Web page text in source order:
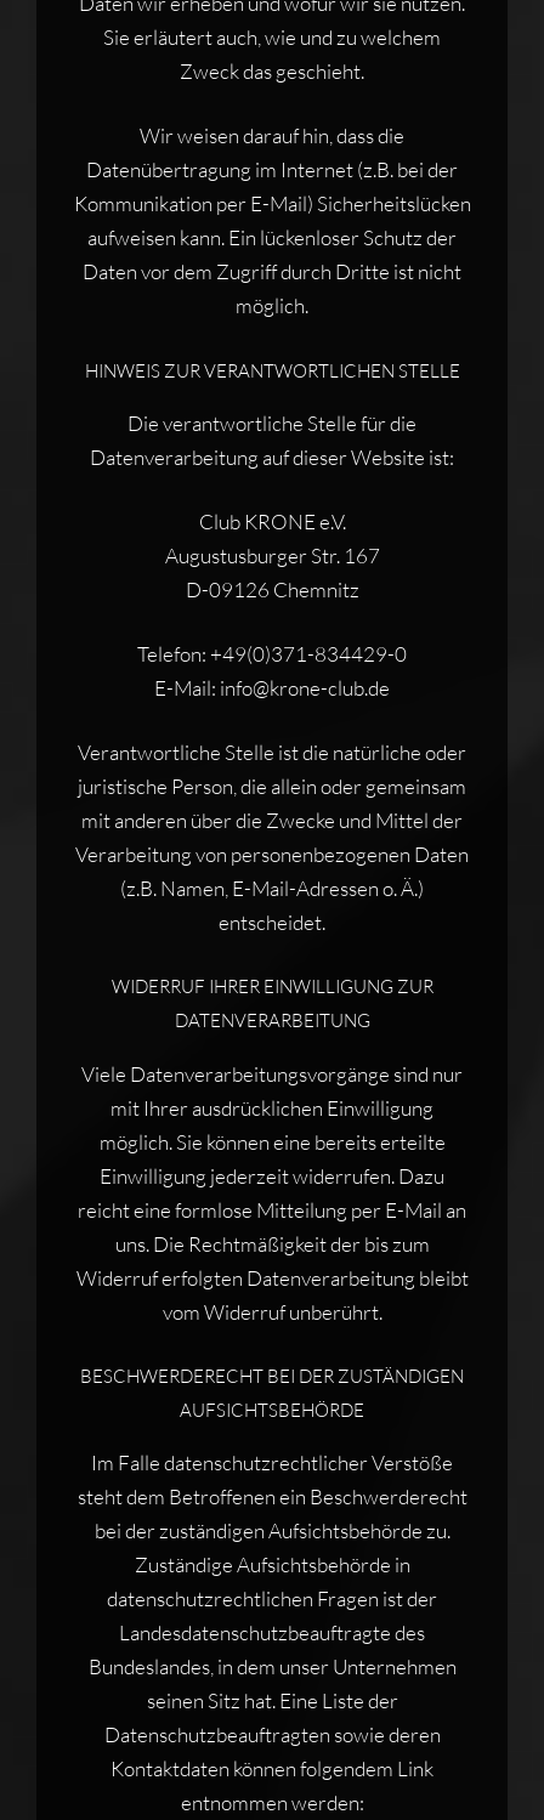
Sie erläutert auch, wie und zu welchem
Zweck das geschieht.
Wir weisen darauf hin, dass die
Datenübertragung im Internet (z.B. bei der
Kommunikation per E-Mail) Sicherheitslücken
aufweisen kann. Ein lückenloser Schutz der
Daten vor dem Zugriff durch Dritte ist nicht
möglich.
HINWEIS ZUR VERANTWORTLICHEN STELLE
Die verantwortliche Stelle für die
Datenverarbeitung auf dieser Website ist:
Club KRONE e.V.
Augustusburger Str. 167
D-09126 Chemnitz
Telefon: +49(0)371-834429-0
E-Mail: info@krone-club.de
Verantwortliche Stelle ist die natürliche oder
juristische Person, die allein oder gemeinsam
mit anderen über die Zwecke und Mittel der
Verarbeitung von personenbezogenen Daten
(z.B. Namen, E-Mail-Adressen o. Ä.)
entscheidet.
WIDERRUF IHRER EINWILLIGUNG ZUR
DATENVERARBEITUNG
Viele Datenverarbeitungsvorgänge sind nur
mit Ihrer ausdrücklichen Einwilligung
möglich. Sie können eine bereits erteilte
Einwilligung jederzeit widerrufen. Dazu
reicht eine formlose Mitteilung per E-Mail an
uns. Die Rechtmäßigkeit der bis zum
Widerruf erfolgten Datenverarbeitung bleibt
vom Widerruf unberührt.
BESCHWERDERECHT BEI DER ZUSTÄNDIGEN
AUFSICHTSBEHÖRDE
Im Falle datenschutzrechtlicher Verstöße
steht dem Betroffenen ein Beschwerderecht
bei der zuständigen Aufsichtsbehörde zu.
Zuständige Aufsichtsbehörde in
datenschutzrechtlichen Fragen ist der
Landesdatenschutzbeauftragte des
Bundeslandes, in dem unser Unternehmen
seinen Sitz hat. Eine Liste der
Datenschutzbeauftragten sowie deren
Kontaktdaten können folgendem Link
entnommen werden: